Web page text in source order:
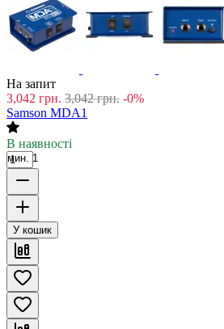
На запит
3,042 грн. 3,042 грн. -0%
Samson MDA1
В наявності
мин. 1
У кошик